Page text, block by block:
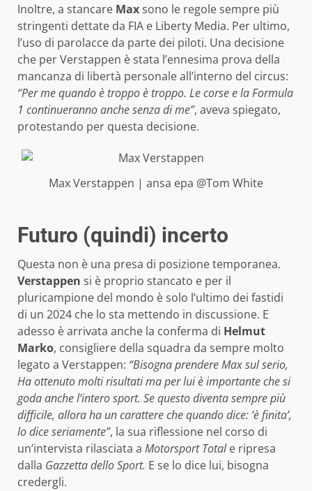
Inoltre, a stancare Maxsono le regole sempre più
stringenti dettate da FIA e Liberty Media. Per ultimo,
l’uso di parolacce da parte dei piloti. Una decisione
che per Verstappen è stata l’ennesima prova della
mancanza di libertà personale all’interno del circus:
“Per me quando è troppo è troppo. Le corse e la Formula
1 continueranno anche senza di me”, aveva spiegato,
protestando per questa decisione.
Max Verstappen | ansa epa @Tom White
Futuro (quindi) incerto
Questa non è una presa di posizione temporanea.
Verstappen si è proprio stancato e per il
pluricampione del mondo è solo l’ultimo dei fastidi
di un 2024 che lo sta mettendo in discussione. E
adesso è arrivata anche la conferma di Helmut
Marko, consigliere della squadra da sempre molto
legato a Verstappen: “Bisogna prendere Max sul serio,
Ha ottenuto molti risultati ma per lui è importante che si
goda anche l’intero sport. Se questo diventa sempre più
difficile, allora ha un carattere che quando dice: ‘è finita’,
lo dice seriamente”, la sua riflessione nel corso di
un’intervista rilasciata a Motorsport Totale ripresa
dalla Gazzetta dello Sport. E se lo dice lui, bisogna
credergli.